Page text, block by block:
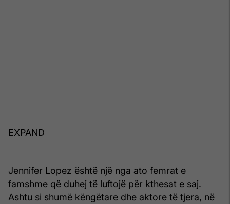
EXPAND
Jennifer Lopez është një nga ato femrat e
famshme që duhej të luftojë për kthesat e saj.
Ashtu si shumë këngëtare dhe aktore të tjera, në